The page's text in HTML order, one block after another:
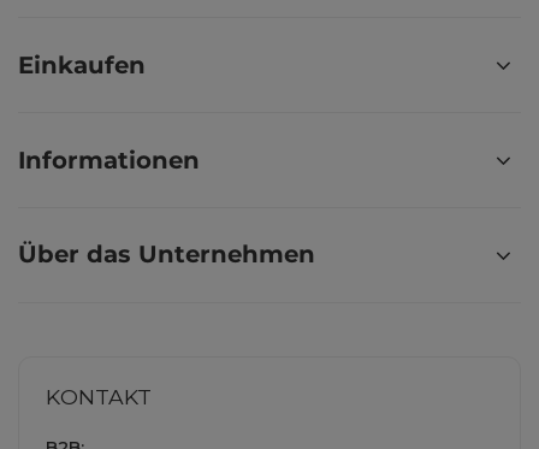
Einkaufen
Informationen
Über das Unternehmen
KONTAKT